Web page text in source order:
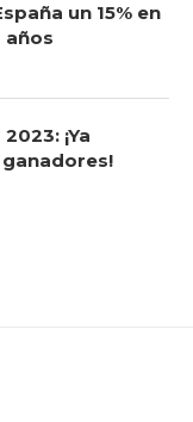
un 15% en
años
¡Ya